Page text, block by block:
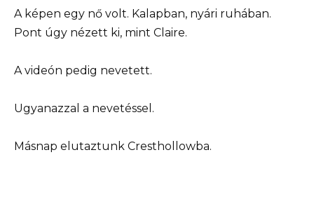
A képen egy nő volt. Kalapban, nyári ruhában.
Pont úgy nézett ki, mint Claire.
A videón pedig nevetett.
Ugyanazzal a nevetéssel.
Másnap elutaztunk Cresthollowba.